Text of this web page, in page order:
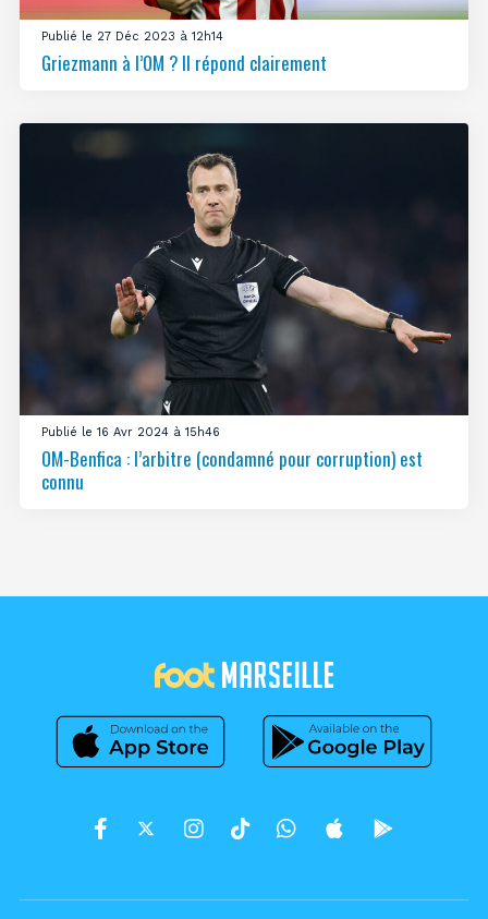
Publié le 27 Déc 2023 à 12h14
Griezmann à l’OM ? Il répond clairement
Publié le 16 Avr 2024 à 15h46
OM-Benfica : l’arbitre (condamné pour corruption) est
connu